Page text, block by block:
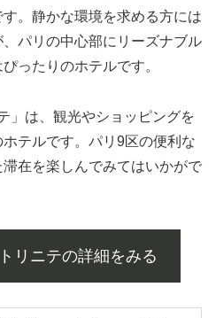
。静かな環境を求める方には
パリの中心部にリーズナブル
ったりのホテルです。
」は、観光やショッピングを
テルです。パリ9区の便利な
在を楽しんでみてはいかがで
リニテの詳細をみる